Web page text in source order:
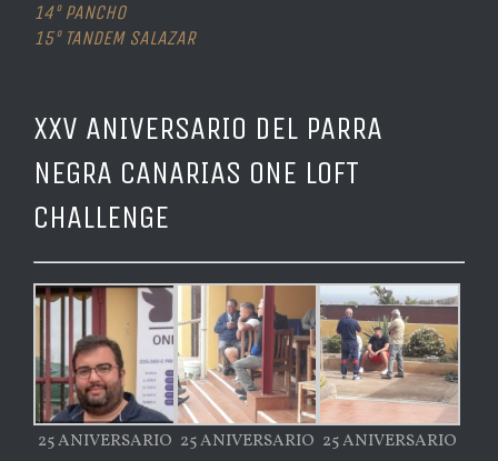
14º PANCHO
15º TANDEM SALAZAR
XXV ANIVERSARIO DEL PARRA
NEGRA CANARIAS ONE LOFT
CHALLENGE
25 ANIVERSARIO 25 ANIVERSARIO 25 ANIVERSARIO